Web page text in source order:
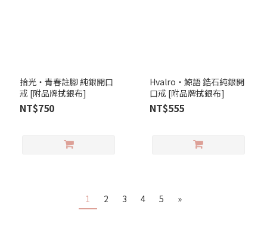
拾光‧青春註腳 純銀開口
戒 [附品牌拭銀布]
NT$750
Hvalro‧鯨語 鋯石純銀開
口戒 [附品牌拭銀布]
NT$555
1 2 3 4 5 »